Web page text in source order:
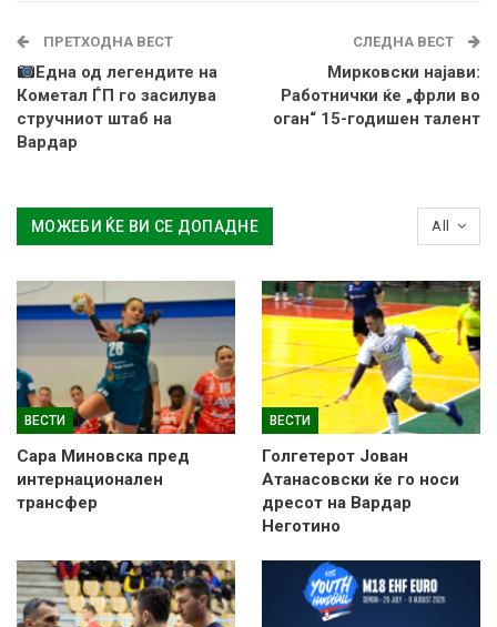
ПРЕТХОДНА ВЕСТ
Една од легендите на
Кометал ЃП го засилува
стручниот штаб на
Вардар
СЛЕДНА ВЕСТ
Мирковски најави:
Работнички ќе „фрли во
оган“ 15-годишен талент
All
МОЖЕБИ ЌЕ ВИ СЕ ДОПАДНЕ
ВЕСТИ
Сара Миновска пред
интернационален
трансфер
ВЕСТИ
Голгетерот Јован
Атанасовски ќе го носи
дресот на Вардар
Неготино